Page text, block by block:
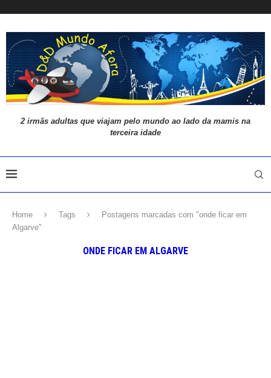
2 irmãs adultas que viajam pelo mundo ao lado da mamis na
terceira idade
Home Tags
Postagens marcadas com "onde ficar em
Algarve"
ONDE FICAR EM ALGARVE